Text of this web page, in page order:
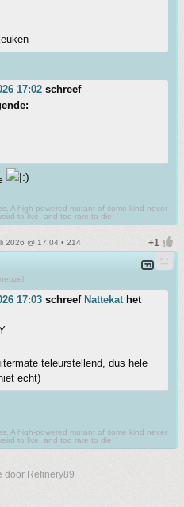
17:02 schreef
A high-powered mutant of some kind never
to live, and too rare to die.
2026 @ 17:04 • 214
17:03 schreef Nattekathet
teleurstellend, dus hele
echt)
A high-powered mutant of some kind never
to live, and too rare to die.
door Refinery89